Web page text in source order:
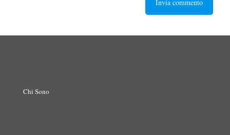
Chi Sono